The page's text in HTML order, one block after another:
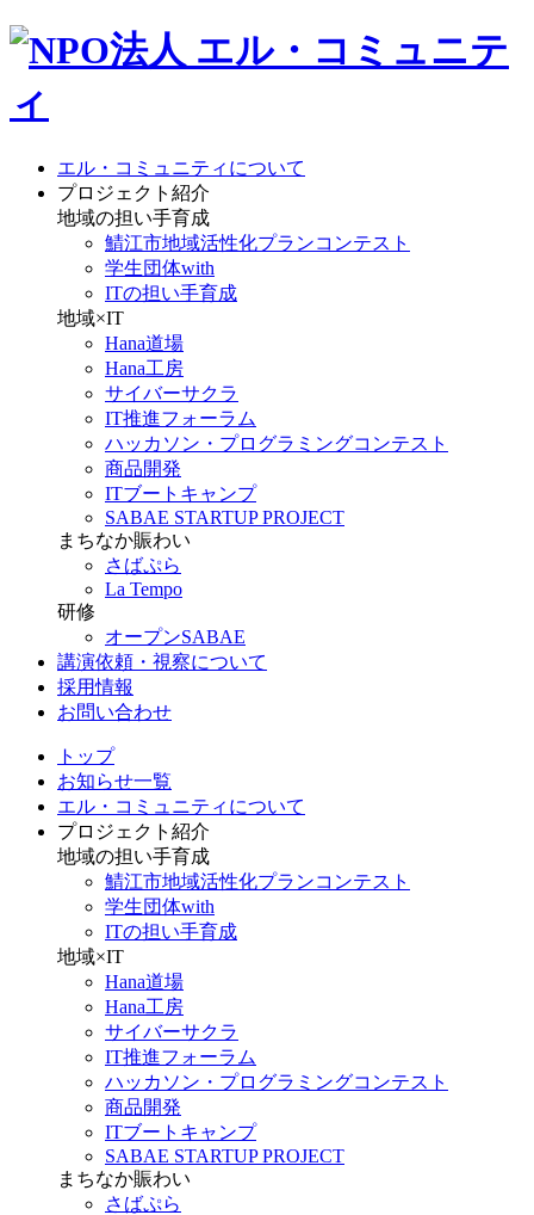
エル・コミュニティについて
プロジェクト紹介
地域の担い手育成
鯖江市地域活性化プランコンテスト
学生団体with
ITの担い手育成
地域×IT
Hana道場
Hana工房
サイバーサクラ
IT推進フォーラム
ハッカソン・プログラミングコンテスト
商品開発
ITブートキャンプ
SABAE STARTUP PROJECT
まちなか賑わい
さばぷら
La Tempo
研修
オープンSABAE
講演依頼・視察について
採用情報
お問い合わせ
トップ
お知らせ一覧
エル・コミュニティについて
プロジェクト紹介
地域の担い手育成
鯖江市地域活性化プランコンテスト
学生団体with
ITの担い手育成
地域×IT
Hana道場
Hana工房
サイバーサクラ
IT推進フォーラム
ハッカソン・プログラミングコンテスト
商品開発
ITブートキャンプ
SABAE STARTUP PROJECT
まちなか賑わい
さばぷら